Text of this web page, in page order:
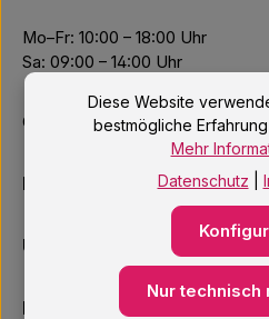
Mo–Fr: 10:00 – 18:00 Uhr
Sa: 09:00 – 14:00 Uhr
Oder über unserKontaktformular
Informationen
Unsere Services
Newsletter
Diese Website
bestmögliche
Mehr
Datenschutz
Nur technisch